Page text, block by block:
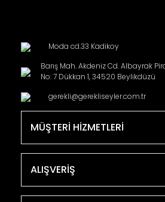
Moda cd.33 Kadikoy
Barış Mah. Akdeniz Cd. Albayrak
No: 7 Dükkan 1, 34520 Beylikdüzü
gerekli@gerekliseyler.com.tr
MÜŞTERİ HİZMETLERİ
ALIŞVERİŞ